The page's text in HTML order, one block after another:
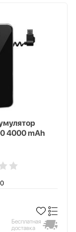
4000 mAh
Бесплатная
доставка